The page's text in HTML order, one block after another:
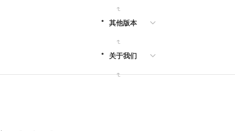
其他版本
关于我们